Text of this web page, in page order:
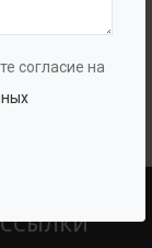
согласие на